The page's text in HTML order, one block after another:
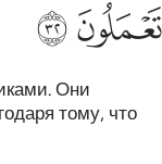
ﲰﲱ
Они
тому, что